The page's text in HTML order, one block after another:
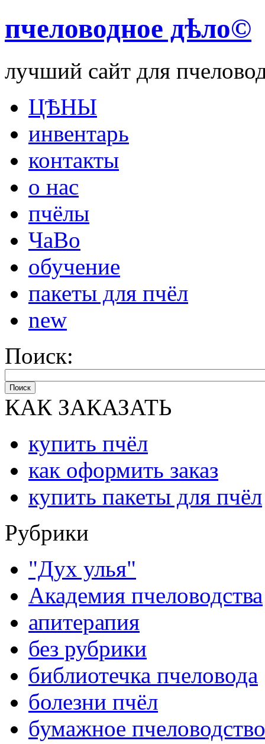
пчеловодное дѣло©
лучший сайт для
ЦѢНЫ
инвентарь
контакты
о нас
пчёлы
ЧаВо
обучение
пакеты для пчёл
new
Поиск:
Поиск
КАК ЗАКАЗАТЬ
купить пчёл
как оформить заказ
купить пакеты для пчёл
Рубрики
"Дух улья"
Академия пчеловодства
апитерапия
без рубрики
библиотечка пчеловода
болезни пчёл
бумажное пчеловодство